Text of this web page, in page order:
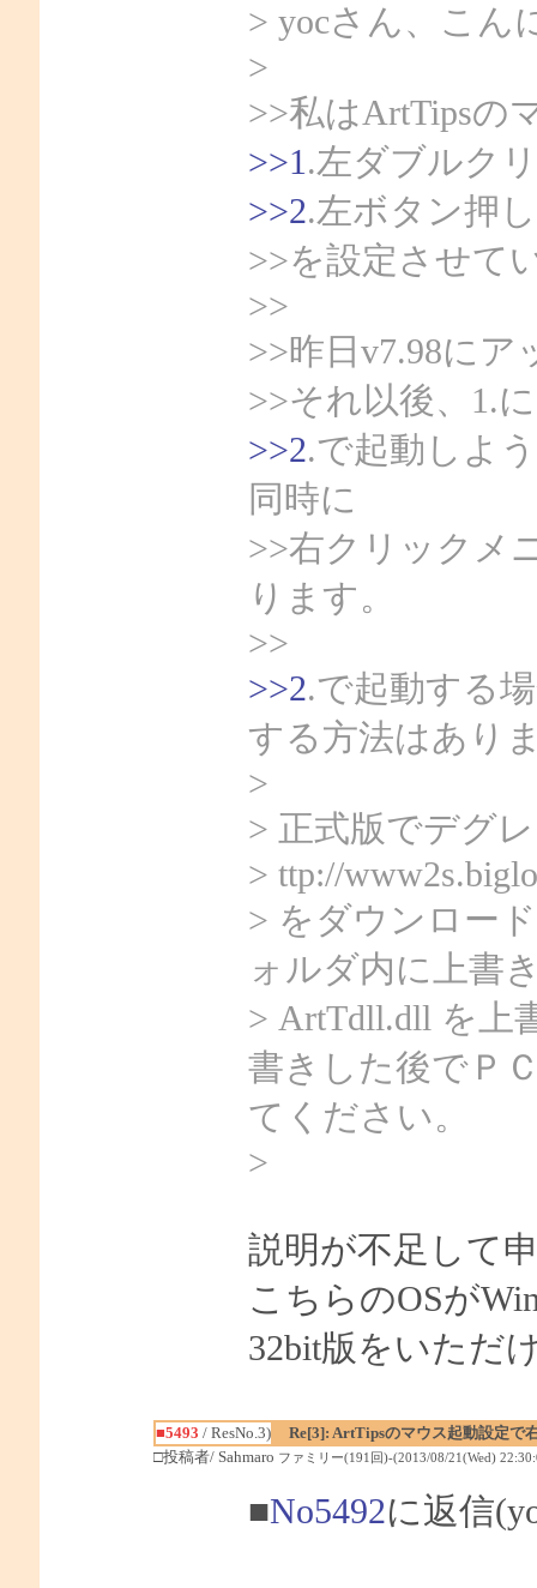
> yocさん、こん
>
>>私はArtTipsの
>>1.左ダブルク
>>2.左ボタン押
>>を設定させて
>>
>>昨日v7.98に
>>それ以後、1.
>>2.で起動しよ
同時に
>>右クリックメ
ります。
>>
>>2.で起動する
する方法はあり
>
> 正式版でデグ
> ttp://
> をダウンロー
ォルダ内に上書
> ArtTdll.dll を上
書きした後でＰ
てください。
>
説明が不足して
こちらのOSが
32bit版をいただ
■5493 / ResNo.3)
Re[3]: ArtTipsのマウス起動設定で
□投稿者/ Sahmaro ファミリー(191回)-(2013/08/21(Wed)
■No5492に返信